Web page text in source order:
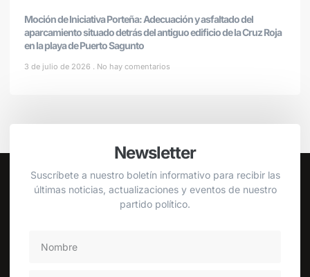
Moción de Iniciativa Porteña: Adecuación y asfaltado del
aparcamiento situado detrás del antiguo edificio de la Cruz Roja
en la playa de Puerto Sagunto
3 de julio de 2026 No hay comentarios
Newsletter
Suscríbete a nuestro boletín informativo para recibir las
últimas noticias, actualizaciones y eventos de nuestro
partido político.